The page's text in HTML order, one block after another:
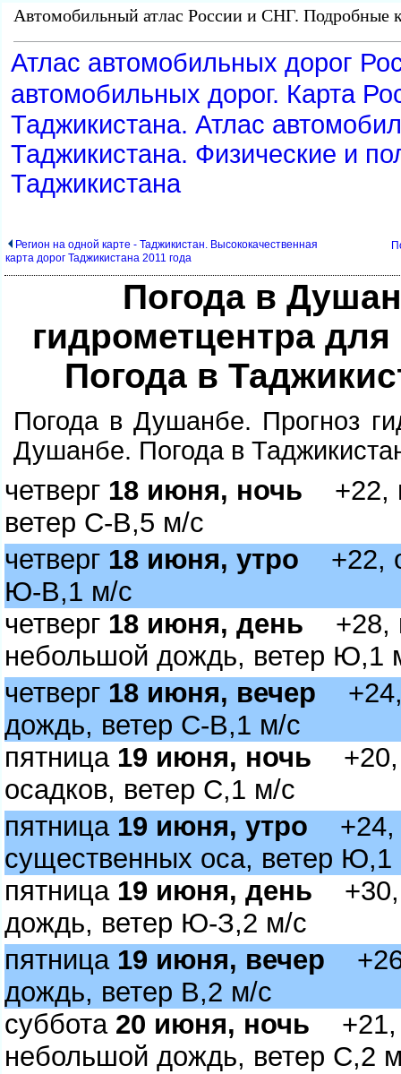
Автомобильный атлас России и СНГ. Подробные
Атлас автомобильных дорог
автомобильных дорог. Карта
Таджикистана. Атлас
Таджикистана. Физические и
Таджикистана
Регион на одной карте - Таджикистан. Высококачественная
карта дорог Таджикистана 2011 года
Погода в
идрометцентра для
Погода в
Погода в Душанбе. Прогноз
Душанбе. Погода в
четвер 18 июня, ночь +22,
етер С-В,5 м/с
четвер 18 июня, утро +22,
Ю-В,1 м/с
четвер 18 июня, день +28,
небольшой дождь, ветер Ю,1
четвер 18 июня, вечер +24,
дождь, ветер С-В,1 м/с
пятница 19 июня, ночь +20,
осадков, ветер С,1 м/с
пятница 19 июня, утро +24,
существенных оса, ветер Ю,1
пятница 19 июня, день +30,
дождь, ветер Ю-З,2 м/с
пятница 19 июня, вечер
дождь, ветер В,2 м/с
суббота 20 июня, ночь +21,
небольшой дождь, ветер С,2